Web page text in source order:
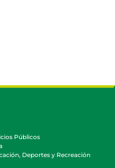
Públicos
Deportes y Recreación